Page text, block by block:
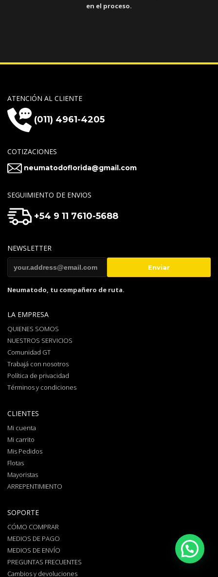
en el proceso.
ATENCIÓN AL CLIENTE
(011) 4961-4205
COTIZACIONES
neumatodoflorida@gmail.com
SEGUIMIENTO DE ENVIOS
+54 9 11 7610-5688
NEWSLETTER
Neumatodo, tu compañero de ruta.
LA EMPRESA
QUIENES SOMOS
NUESTROS SERVICIOS
Comunidad GT
Trabajá con nosotros
Política de privacidad
Términos y condiciones
CLIENTES
Mi cuenta
Mi carrito
Mis Pedidos
Flotas
Mayoristas
ARREPENTIMIENTO
SOPORTE
CÓMO COMPRAR
MEDIOS DE PAGO
MEDIOS DE ENVÍO
PREGUNTAS FRECUENTES
Cambios y devoluciones